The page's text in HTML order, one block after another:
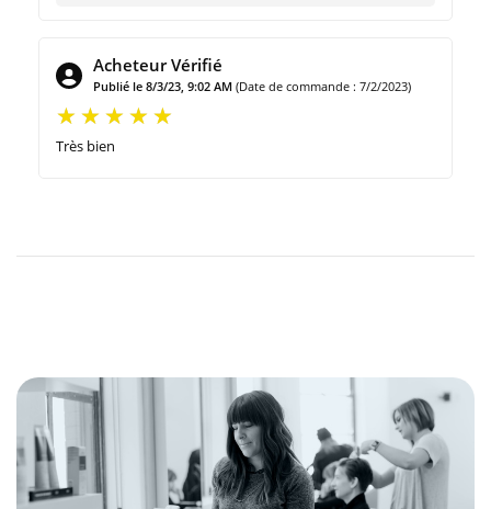
Acheteur Vérifié
Publié le 8/3/23, 9:02 AM (Date de commande : 7/2/2023)
Très bien